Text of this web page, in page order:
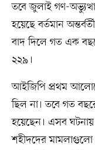
তবে জুলাই গণ-
হয়েছে বর্তমান
বাদ দিলে গত এক
২২৯।
আইজিপি প্রথম
ছিল না। তবে গত
হয়েছেন। এসব
শহীদদের